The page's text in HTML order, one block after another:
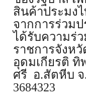
สินค้าประมง
จากการร่วม
ได้รับความร่
ราชการจังห
อุดมเกียรติ
ศรี อ.สัตหีบ จ.
3684323